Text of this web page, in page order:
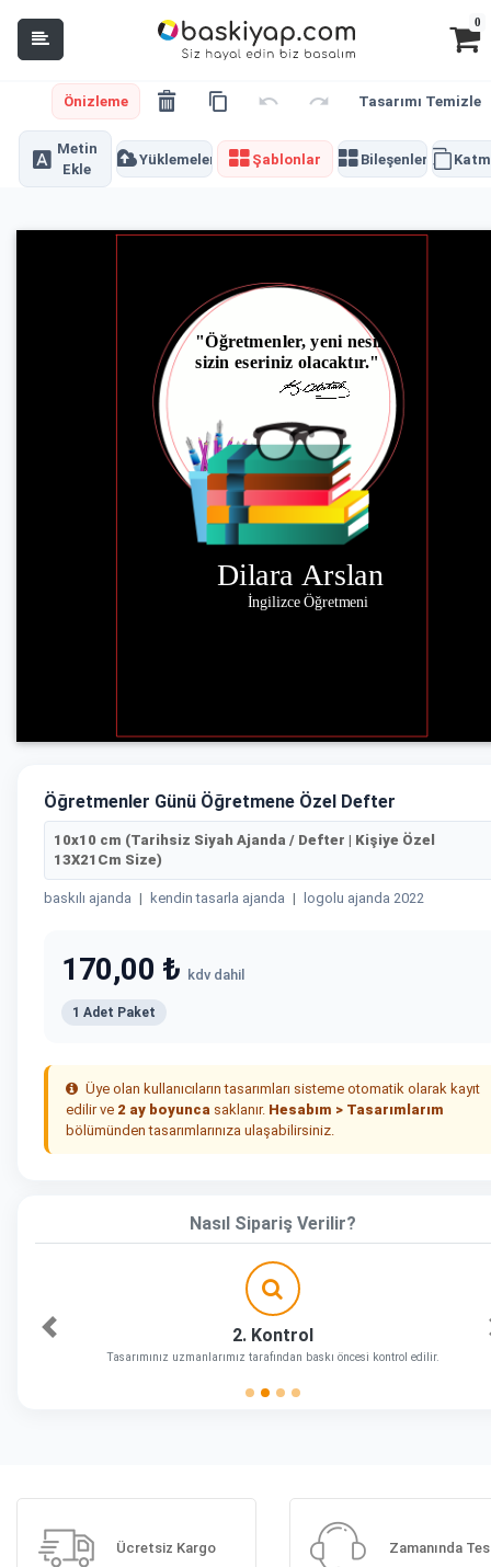
0
Önizleme Tasarımı Temizle
Metin
Ekle
Yüklemeler Şablonlar Bileşenler
Öğretmenler Günü Öğretmene Özel Defter
10x10 cm (Tarihsiz Siyah Ajanda / Defter | Kişiye Özel
13X21Cm Size)
baskılı ajanda | kendin tasarla ajanda | logolu ajanda 2022
170,00 ₺ kdv dahil
1 Adet Paket
Üye olan kullanıcıların tasarımları sisteme otomatik olarak kayıt
edilir ve 2 ay boyunca saklanır. Hesabım > Tasarımlarım
bölümünden tasarımlarınıza ulaşabilirsiniz.
Nasıl Sipariş Verilir?
2. Kontrol
Tasarımınız uzmanlarımız tarafından baskı öncesi kontrol edilir.
Önceki
Ücretsiz Kargo Zamanında